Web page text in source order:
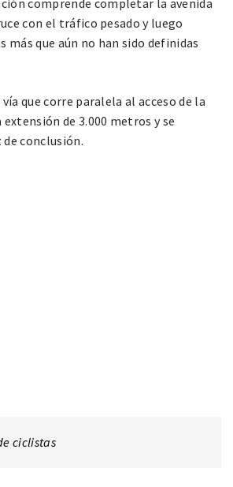
con el tráfico pesado y luego
más que aún no han sido definidas
que corre paralela al acceso de la
de 3.000 metros y se
conclusión.
ciclistas